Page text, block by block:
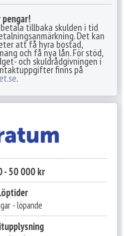
tillbaka skulden i tid
Det kan
att få hyra bostad,
och få nya lån. För stöd,
och skuldrådgivningen i
finns på
.
- 50 000 kr
- löpande